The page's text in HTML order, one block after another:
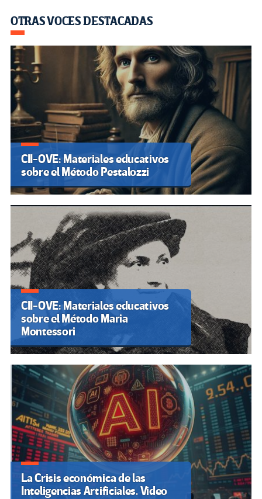
OTRAS VOCES DESTACADAS
CII-OVE: Materiales educativos
sobre el Método Pestalozzi
CII-OVE: Materiales educativos
sobre el Método Maria
Montessori
La Crisis económica de las
Inteligencias Artificiales. Video